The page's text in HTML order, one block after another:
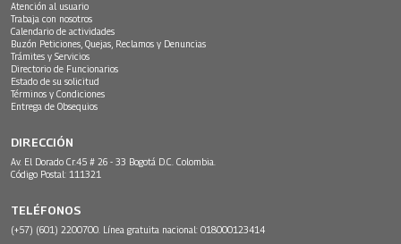
Atención al usuario
Trabaja con nosotros
Calendario de actividades
Buzón Peticiones, Quejas, Reclamos y Denuncias
Trámites y Servicios
Directorio de Funcionarios
Estado de su solicitud
Términos y Condiciones
Entrega de Obsequios
DIRECCIÓN
Av. El Dorado Cr.45 # 26 - 33 Bogotá D.C. Colombia.
Código Postal: 111321
TELÉFONOS
(+57) (601) 2200700. Línea gratuita nacional: 018000123414